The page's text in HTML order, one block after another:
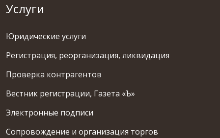
Услуги
Юридические услуги
Регистрация, реорганизация, ликвидация
Проверка контрагентов
Вестник регистрации, Газета «Ъ»
Электронные подписи
Сопровождение и организация торгов